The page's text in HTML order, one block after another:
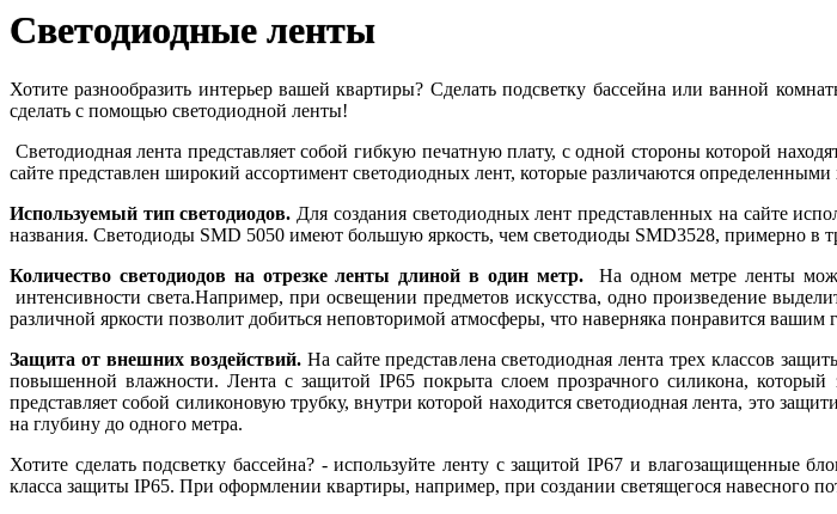
Светодиодные ленты
Хотите разнообразить интерьер вашей квартиры? Сделать подсветку бассейна или ванной
сделать с помощью светодиодной ленты!
Светодиодная лента представляет собой гибкую печатную плату, с одной стороны которой
сайте представлен широкий ассортимент светодиодных лент, которые различаются
Используемый тип светодиодов. Для создания светодиодных лент представленных на сайте
названия. Светодиоды SMD 5050 имеют большую яркость, чем светодиоды SMD3528, примерно в
Количество светодиодов на отрезке ленты длиной в один метр.
На одном метре ленты
интенсивности света.Например, при освещении предметов искусства, одно произведение
различной яркости позволит добиться неповторимой атмосферы, что наверняка понравится вашим
Защита от внешних воздействий.На сайте представлена светодиодная лента трех классов
повышенной влажности. Лента с защитой IP65 покрыта слоем прозрачного силикона,
представляет собой силиконовую трубку, внутри которой находится светодиодная лента, это
на глубину до одного метра.
Хотите сделать подсветку бассейна? - используйте ленту с защитой IP67 и влагозащищенные
класса защиты IP65. При оформлении квартиры, например, при создании светящегося навесного